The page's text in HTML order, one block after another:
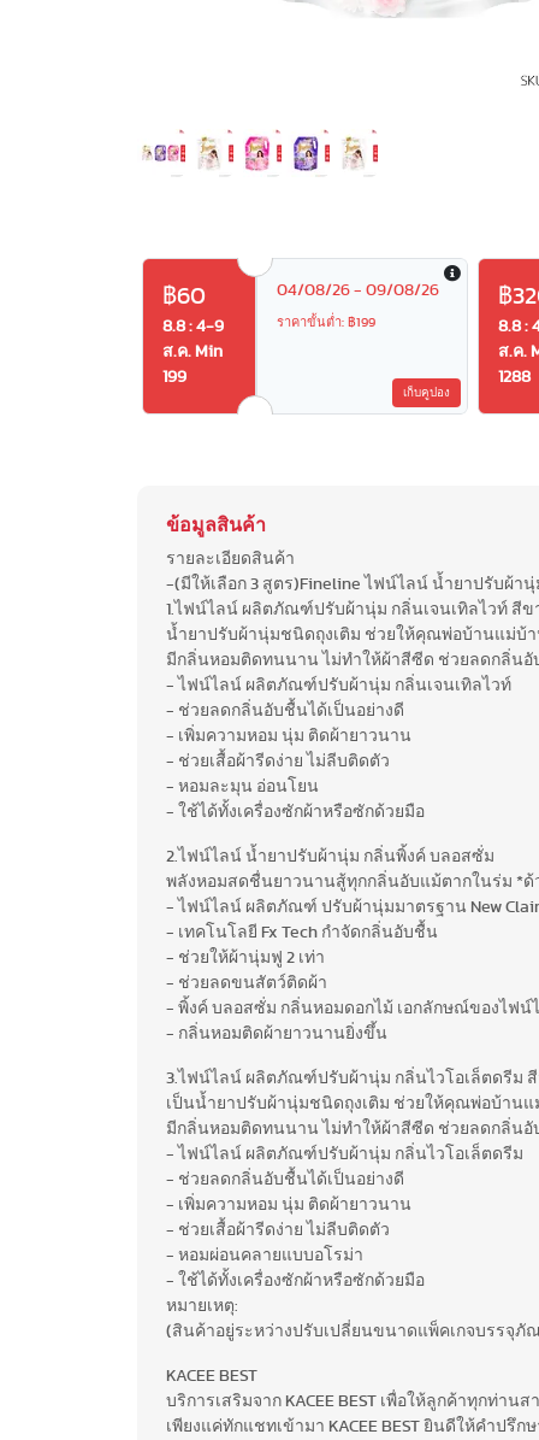
฿60
8.8 : 4-9
ส.ค. Min
199
04/08/26 - 09/08/26
ราคาขั้นต่ำ: ฿199
เก็บคูปอง
฿
8.8 :
ส.ค.
1288
ข้อมูลสินค้า
รายละเอียดสินค้า
-(มีให้เลือก 3 สูตร)Fineline ไฟน์ไลน์ น้ำยาปรับผ้า
1.ไฟน์ไลน์ ผลิตภัณฑ์ปรับผ้านุ่ม กลิ่นเจนเทิลไวท์ สีข
น้ำยาปรับผ้านุ่มชนิดถุงเติม ช่วยให้คุณพ่อบ้านแม่บ้
มีกลิ่นหอมติดทนนาน ไม่ทำให้ผ้าสีซีด ช่วยลดกลิ่นอั
- ไฟน์ไลน์ ผลิตภัณฑ์ปรับผ้านุ่ม กลิ่นเจนเทิลไวท์
- ช่วยลดกลิ่นอับชื้นได้เป็นอย่างดี
- เพิ่มความหอม นุ่ม ติดผ้ายาวนาน
- ช่วยเสื้อผ้ารีดง่าย ไม่ลีบติดตัว
- หอมละมุน อ่อนโยน
- ใช้ได้ทั้งเครื่องซักผ้าหรือซักด้วยมือ
2.ไฟน์ไลน์ น้ำยาปรับผ้านุ่ม กลิ่นพิ้งค์ บลอสซั่ม
พลังหอมสดชื่นยาวนานสู้ทุกกลิ่นอับแม้ตากในร่ม *
- ไฟน์ไลน์ ผลิตภัณฑ์ ปรับผ้านุ่มมาตรฐาน New
- เทคโนโลยี Fx Tech กำจัดกลิ่นอับชื้น
- ช่วยให้ผ้านุ่มฟู 2 เท่า
- ช่วยลดขนสัตว์ติดผ้า
- พิ้งค์ บลอสซั่ม กลิ่นหอมดอกไม้ เอกลักษณ์ของไฟน์
- กลิ่นหอมติดผ้ายาวนานยิ่งขึ้น
3.ไฟน์ไลน์ ผลิตภัณฑ์ปรับผ้านุ่ม กลิ่นไวโอเล็ตดรีม สี
เป็นน้ำยาปรับผ้านุ่มชนิดถุงเติม ช่วยให้คุณพ่อบ้าน
มีกลิ่นหอมติดทนนาน ไม่ทำให้ผ้าสีซีด ช่วยลดกลิ่นอั
- ไฟน์ไลน์ ผลิตภัณฑ์ปรับผ้านุ่ม กลิ่นไวโอเล็ตดรีม
- ช่วยลดกลิ่นอับชื้นได้เป็นอย่างดี
- เพิ่มความหอม นุ่ม ติดผ้ายาวนาน
- ช่วยเสื้อผ้ารีดง่าย ไม่ลีบติดตัว
- หอมผ่อนคลายแบบอโรม่า
- ใช้ได้ทั้งเครื่องซักผ้าหรือซักด้วยมือ
หมายเหตุ:
(สินค้าอยู่ระหว่างปรับเปลี่ยนขนาดแพ็คเกจบรรจุภั
KACEE BEST
บริการเสริมจาก KACEE BEST เพื่อให้ลูกค้าทุกท่
เพียงแค่ทักแชทเข้ามา KACEE BEST ยินดีให้คำป